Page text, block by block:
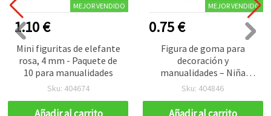
MEJOR VENDIDO
1.10 €
Mini figuritas de elefante
rosa, 4 mm - Paquete de
10 para manualidades
Sku: 404674
Añadir al carrito
MEJOR VENDIDO
0.75 €
Figura de goma para
decoración y
manualidades – Niña
cantante, vestido rosa,
plano blanco, con
Sku: 404846
Añadir al carrito